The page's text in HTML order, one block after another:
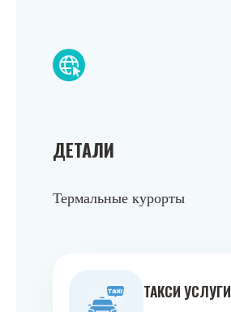
ДЕТАЛИ
Термальные курорты
ТАКСИ УСЛУГИ